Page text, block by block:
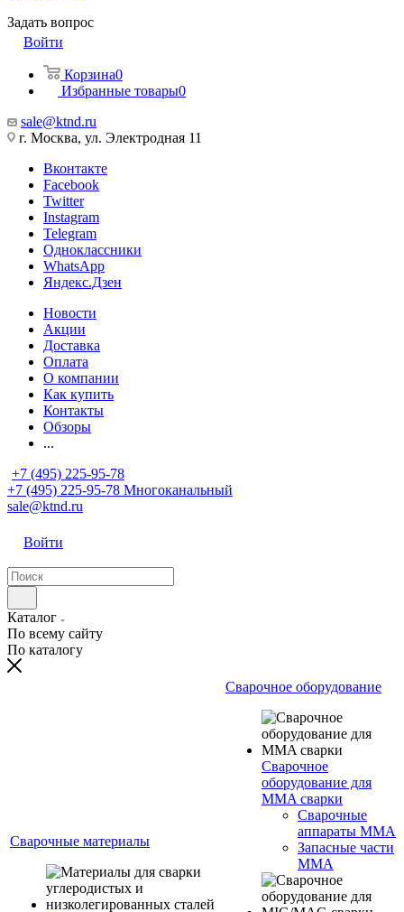
Задать вопрос
Войти
Корзина0
Избранные товары0
sale@ktnd.ru
г. Москва, ул. Электродная 11
Вконтакте
Facebook
Twitter
Instagram
Telegram
Одноклассники
WhatsApp
Яндекс.Дзен
Новости
Акции
Доставка
Оплата
О компании
Как купить
Контакты
Обзоры
...
+7 (495) 225-95-78
+7 (495) 225-95-78 Многоканальный
sale@ktnd.ru
Войти
Каталог
По всему сайту
По каталогу
Сварочные материалы
Сварочное оборудование
Сварочное
оборудование для
MMA сварки
Сварочные
аппараты MMA
Запасные части
MMA